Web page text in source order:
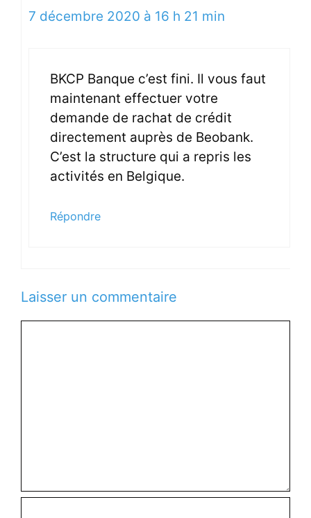
7 décembre 2020 à 16 h 21 min
BKCP Banque c’est fini. Il vous faut
maintenant effectuer votre
demande de rachat de crédit
directement auprès de Beobank.
C’est la structure qui a repris les
activités en Belgique.
Répondre
Laisser un commentaire